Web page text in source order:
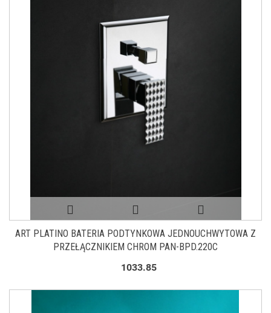
ART PLATINO BATERIA PODTYNKOWA JEDNOUCHWYTOWA Z
PRZEŁĄCZNIKIEM CHROM PAN-BPD.220C
1033.85